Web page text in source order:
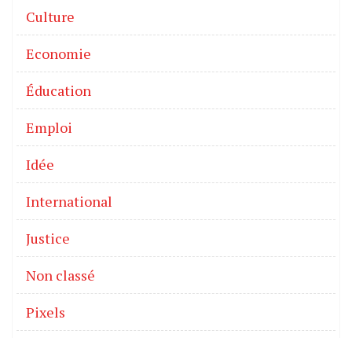
Culture
Economie
Éducation
Emploi
Idée
International
Justice
Non classé
Pixels